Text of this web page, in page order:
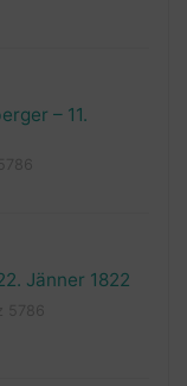
– 11.
Jänner 1822